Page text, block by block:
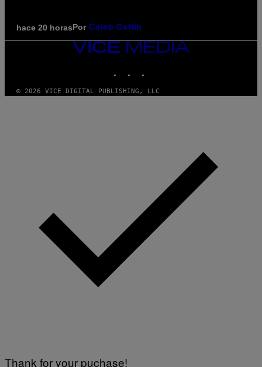
hace 20 horasPor Caleb Catlin
VICE
© 2026 VICE DIGITAL PUBLISHING, LLC
Thank for your puchase!